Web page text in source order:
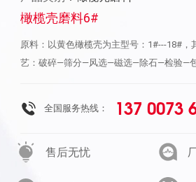
橄榄壳磨料6#
原料：以黄色橄榄壳为主型号：1#---18#，
艺：破碎—筛分—风选—磁选—除石—检验—
10#，12#，14#，16#，18# 筛网网孔尺寸
10mm），2#（6.7-8.0mm）,3#（5.6-
2.80mm），10# （2.0-2.36mm）, 12#
全国服务热线： 137 0073
售后无忧